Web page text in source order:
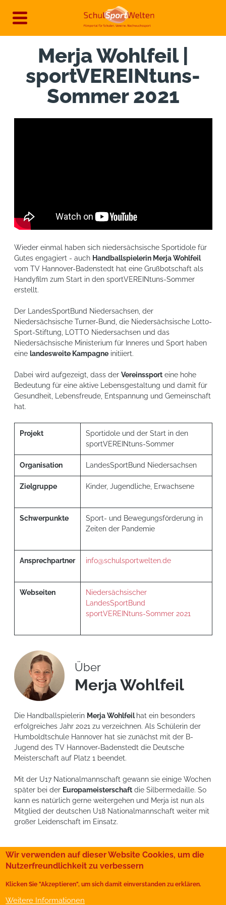
zum
Merja Wohlfeil |
sportVEREINtuns-
Sommer 2021
Wieder einmal haben sich niedersächsische Sportidole für
Gutes engagiert - auch Handballspielerin Merja Wohlfeil
vom TV Hannover-Badenstedt hat eine Grußbotschaft als
Handyfilm zum Start in den sportVEREINtuns-Sommer
erstellt.
Der LandesSportBund Niedersachsen, der
Niedersächsische Turner-Bund, die Niedersächsische Lotto-
Sport-Stiftung, LOTTO Niedersachsen und das
Niedersächsische Ministerium für Inneres und Sport haben
eine landesweite Kampagneinitiiert.
Dabei wird aufgezeigt, dass der Vereinssporteine hohe
Bedeutung für eine aktive Lebensgestaltung und damit für
Gesundheit, Lebensfreude, Entspannung und Gemeinschaft
hat.
Projekt
Sportidole und der Start in den
sportVEREINtuns-Sommer
Organisation LandesSportBund Niedersachsen
Zielgruppe Kinder, Jugendliche, Erwachsene
Schwerpunkte
Sport- und Bewegungsförderung in
Zeiten der Pandemie
Ansprechpartner info@schulsportwelten.de
Webseiten
Niedersächsischer
LandesSportBund
sportVEREINtuns-Sommer 2021
Über
Merja Wohlfeil
Die Handballspielerin Merja Wohlfeil hat ein besonders
erfolgreiches Jahr 2021 zu verzeichnen. Als Schülerin der
Humboldtschule Hannover hat sie zunächst mit der B-
Jugend des TV Hannover-Badenstedt die Deutsche
Meisterschaft auf Platz 1 beendet.
Mit der U17 Nationalmannschaft gewann sie einige Wochen
später bei der Europameisterschaftdie Silbermedaille. So
kann es natürlich gerne weitergehen und Merja ist nun als
Mitglied der deutschen U18 Nationalmannschaft weiter mit
großer Leidenschaft im Einsatz.
Film-Tagebücher Sportvereine
Presse
Wir verwenden auf dieser Website Cookies, um die
Nutzerfreundlichkeit zu verbessern
Klicken Sie "Akzeptieren", um sich damit einverstanden zu erklären.
Weitere Informationen